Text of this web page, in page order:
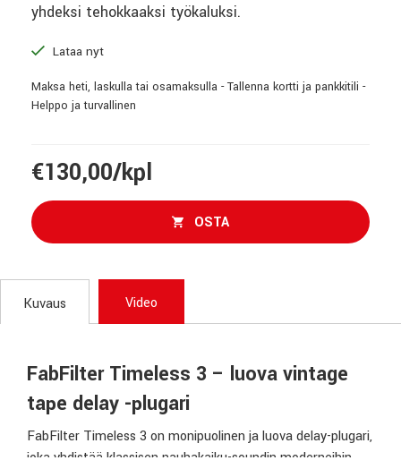
yhdeksi tehokkaaksi työkaluksi.
Lataa nyt
Maksa heti, laskulla tai osamaksulla - Tallenna kortti ja pankkitili -
Helppo ja turvallinen
€130,00/kpl
OSTA
Kuvaus Video
FabFilter Timeless 3 – luova vintage
tape delay -plugari
FabFilter Timeless 3 on monipuolinen ja luova delay-plugari,
joka yhdistää klassisen nauhakaiku-soundin moderneihin